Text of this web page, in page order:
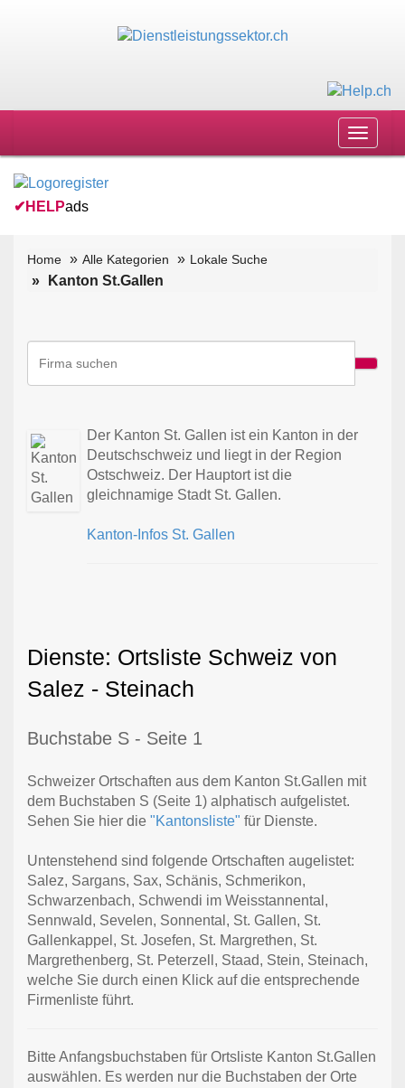
Toggle
✔ HELPads
Home Alle Kategorien Lokale Suche
Kanton St.Gallen
Der Kanton St. Gallen ist ein Kanton in der
Deutschschweiz und liegt in der Region
Ostschweiz. Der Hauptort ist die
gleichnamige Stadt St. Gallen.
Kanton-Infos St. Gallen
Dienste: Ortsliste Schweiz von
Salez - Steinach
Buchstabe S - Seite 1
Schweizer Ortschaften aus dem Kanton St.Gallen mit
dem Buchstaben S (Seite 1) alphatisch aufgelistet.
Sehen Sie hier die "Kantonsliste" für Dienste.
Untenstehend sind folgende Ortschaften augelistet:
Salez, Sargans, Sax, Schänis, Schmerikon,
Schwarzenbach, Schwendi im Weisstannental,
Sennwald, Sevelen, Sonnental, St. Gallen, St.
Gallenkappel, St. Josefen, St. Margrethen, St.
Margrethenberg, St. Peterzell, Staad, Stein, Steinach,
welche Sie durch einen Klick auf die entsprechende
Firmenliste führt.
Bitte Anfangsbuchstaben für Ortsliste Kanton St.Gallen
auswählen. Es werden nur die Buchstaben der Orte